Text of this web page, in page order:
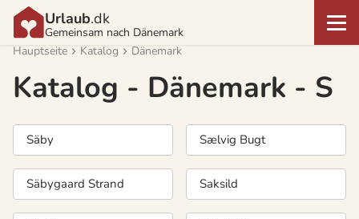
Urlaub.dk
Gemeinsam nach Dänemark
Hauptseite
Katalog Dänemark
Katalog - Dänemark - S
Säby
Säbygaard Strand
Sælvig Bugt
Saksild